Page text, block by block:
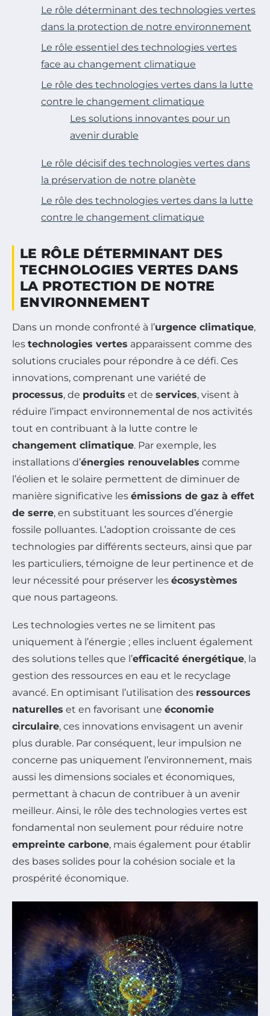
Le rôle déterminant des technologies vertes
dans la protection de notre environnement
Le rôle essentiel des technologies vertes
face au changement climatique
Le rôle des technologies vertes dans la lutte
contre le changement climatique
Les solutions innovantes pour un
avenir durable
Le rôle décisif des technologies vertes dans
la préservation de notre planète
Le rôle des technologies vertes dans la lutte
contre le changement climatique
LE RÔLE DÉTERMINANT DES
TECHNOLOGIES VERTES DANS
LA PROTECTION DE NOTRE
ENVIRONNEMENT
Dans un monde confronté à l’urgence climatique,
les technologies vertes apparaissent comme des
solutions cruciales pour répondre à ce défi. Ces
innovations, comprenant une variété de
processus, de produits et de services, visent à
réduire l’impact environnemental de nos activités
tout en contribuant à la lutte contre le
changement climatique. Par exemple, les
installations d’énergies renouvelables comme
l’éolien et le solaire permettent de diminuer de
manière significative les émissions de gaz à effet
de serre, en substituant les sources d’énergie
fossile polluantes. L’adoption croissante de ces
technologies par différents secteurs, ainsi que par
les particuliers, témoigne de leur pertinence et de
leur nécessité pour préserver les écosystèmes
que nous partageons.
Les technologies vertes ne se limitent pas
uniquement à l’énergie ; elles incluent également
des solutions telles que l’efficacité énergétique, la
gestion des ressources en eau et le recyclage
avancé. En optimisant l’utilisation des ressources
naturelles et en favorisant une économie
circulaire, ces innovations envisagent un avenir
plus durable. Par conséquent, leur impulsion ne
concerne pas uniquement l’environnement, mais
aussi les dimensions sociales et économiques,
permettant à chacun de contribuer à un avenir
meilleur. Ainsi, le rôle des technologies vertes est
fondamental non seulement pour réduire notre
empreinte carbone, mais également pour établir
des bases solides pour la cohésion sociale et la
prospérité économique.